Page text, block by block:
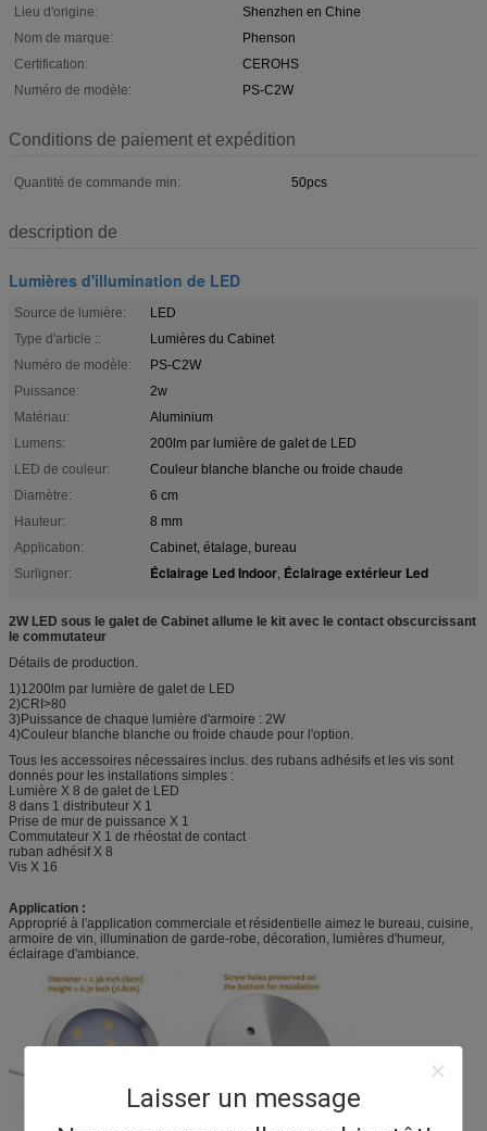
Laisser un message
Lieu d'origine:
Shenzhen en Chine
Nom de marque:
Phenson
Certification:
CEROHS
Numéro de modèle:
PS-C2W
Conditions de paiement et expédition
Quantité de commande min: 50pcs
description de
Lumières d'illumination de LED
Source de lumière:
LED
Type d'article ::
Lumières du Cabinet
Numéro de modèle:
PS-C2W
Puissance:
2w
Matériau:
Aluminium
Lumens:
200lm par lumière de galet de LED
LED de couleur:
Couleur blanche blanche ou froide chaude
Diamètre:
6 cm
Hauteur:
8 mm
Application:
Cabinet, étalage, bureau
Surligner:
Éclairage Led Indoor, Éclairage extérieur Led
2W LED sous le galet de Cabinet allume le kit avec le contact obscurcissant
le commutateur
Détails de production.
1)1200lm par lumière de galet de LED
2)CRI>80
3)Puissance de chaque lumière d'armoire : 2W
4)Couleur blanche blanche ou froide chaude pour l'option.
Tous les accessoires nécessaires inclus. des rubans adhésifs et les vis sont
donnés pour les installations simples :
Lumière X 8 de galet de LED
8 dans 1 distributeur X 1
Prise de mur de puissance X 1
Commutateur X 1 de rhéostat de contact
ruban adhésif X 8
Vis X 16
Application :
Approprié à l'application commerciale et résidentielle aimez le bureau, cuisine,
armoire de vin, illumination de garde-robe, décoration, lumières d'humeur,
éclairage d'ambiance.